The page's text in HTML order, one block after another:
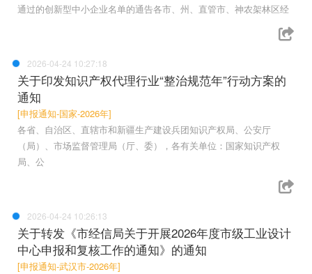
通过的创新型中小企业名单的通告各市、州、直管市、神农架林区经
2026-04-24 10:27:18
关于印发知识产权代理行业“整治规范年”行动方案的
通知
[申报通知-国家-2026年]
各省、自治区、直辖市和新疆生产建设兵团知识产权局、公安厅
（局）、市场监督管理局（厅、委），各有关单位：国家知识产权
局、公
2026-04-24 10:26:13
关于转发《市经信局关于开展2026年度市级工业设计
中心申报和复核工作的通知》的通知
[申报通知-武汉市-2026年]